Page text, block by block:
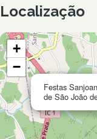
Localização
Festas
de São João
+
−